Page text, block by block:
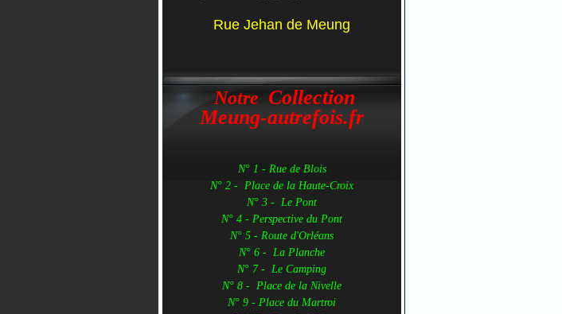
Rue Jehan de Meung
Notre Collection
Meung-autrefois.fr
N° 1 - Rue de Blois
N° 2 - Place de la Haute-Croix
N° 3 - Le Pont
N° 4 - Perspective du Pont
N° 5 - Route d'Orléans
N° 6 - La Planche
N° 7 - Le Camping
N° 8 - Place de la Nivelle
N° 9 - Place du Martroi